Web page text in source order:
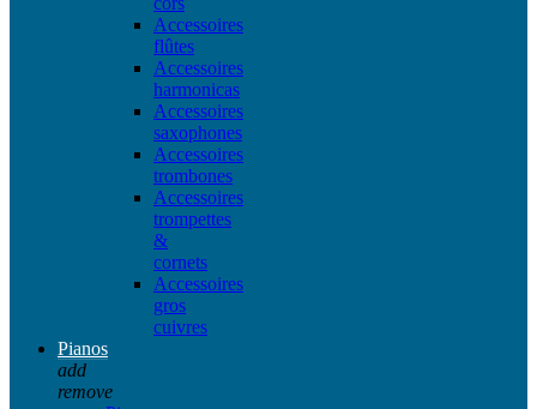
Accessoires
flûtes
Accessoires
harmonicas
Accessoires
saxophones
Accessoires
trombones
Accessoires
trompettes
&
cornets
Accessoires
gros
cuivres
Pianos
add
remove